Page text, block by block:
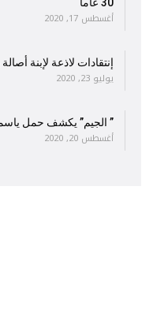
30 عاما
أغسطس 17, 2020
إنتقادات لاذعة لإبنة
يوليو 23, 2020
” الجيم” يكشف حمل
أغسطس 20, 2020